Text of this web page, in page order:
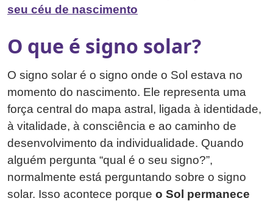
seu céu de nascimento
O que é signo solar?
O signo solar é o signo onde o Sol estava no
momento do nascimento. Ele representa uma
força central do mapa astral, ligada à identidade,
à vitalidade, à consciência e ao caminho de
desenvolvimento da individualidade. Quando
alguém pergunta “qual é o seu signo?”,
normalmente está perguntando sobre o signo
solar. Isso acontece porque o Sol permanece